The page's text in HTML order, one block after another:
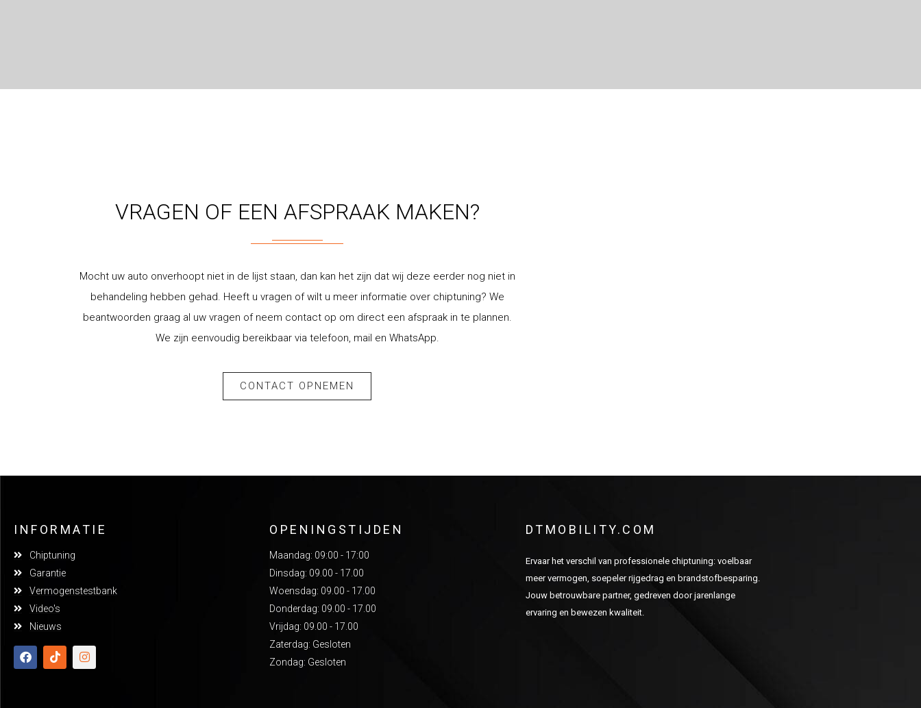
VRAGEN OF EEN AFSPRAAK MAKEN?
Mocht uw auto onverhoopt niet in de lijst staan, dan kan het zijn dat wij deze eerder nog niet in
behandeling hebben gehad. Heeft u vragen of wilt u meer informatie over chiptuning? We
beantwoorden graag al uw vragen of neem contact op om direct een afspraak in te plannen.
We zijn eenvoudig bereikbaar via telefoon, mail en WhatsApp.
CONTACT OPNEMEN
INFORMATIE
Chiptuning
Garantie
Vermogenstestbank
Video's
Nieuws
OPENINGSTIJDEN
Maandag: 09:00 - 17:00
Dinsdag: 09.00 - 17.00
Woensdag: 09.00 - 17.00
Donderdag: 09.00 - 17.00
Vrijdag: 09.00 - 17.00
Zaterdag: Gesloten
Zondag: Gesloten
DTMOBILITY.COM
Ervaar het verschil van professionele chiptuning: voelbaar
meer vermogen, soepeler rijgedrag en brandstofbesparing.
Jouw betrouwbare partner, gedreven door jarenlange
ervaring en bewezen kwaliteit.